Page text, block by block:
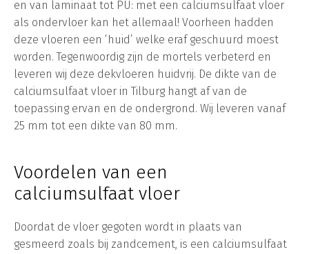
en van laminaat tot PU: met een calciumsulfaat vloer
als ondervloer kan het allemaal! Voorheen hadden
deze vloeren een ‘huid’ welke eraf geschuurd moest
worden. Tegenwoordig zijn de mortels verbeterd en
leveren wij deze dekvloeren huidvrij. De dikte van de
calciumsulfaat vloer in Tilburg hangt af van de
toepassing ervan en de ondergrond. Wij leveren vanaf
25 mm tot een dikte van 80 mm.
Voordelen van een
calciumsulfaat vloer
Doordat de vloer gegoten wordt in plaats van
gesmeerd zoals bij zandcement, is een calciumsulfaat